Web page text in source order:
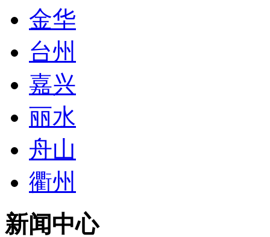
金华
台州
嘉兴
丽水
舟山
衢州
新闻中心